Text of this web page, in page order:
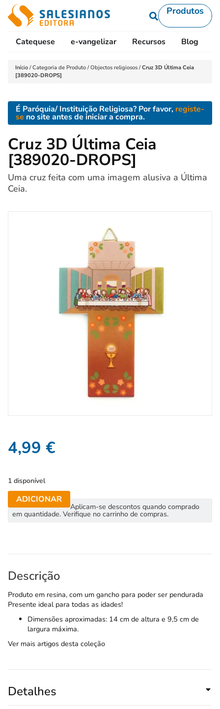
Produtos
Catequese e-vangelizar Recursos Blog
Início /Categoria de Produto /Objectos religiosos /Cruz 3D Última Ceia
[389020-DROPS]
É Paróquia/ Instituição Religiosa? Por favor, registe-
se no site antes de iniciar a compra.
Cruz 3D Última Ceia
[389020-DROPS]
Uma cruz feita com uma imagem alusiva a Última
Ceia.
4,99 €
1 disponível
ADICIONAR
Aplicam-se descontos quando comprado
em quantidade. Verifique no carrinho de compras.
Descrição
Produto em resina, com um gancho para poder ser pendurada
Presente ideal para todas as idades!
Dimensões aproximadas: 14 cm de altura e 9,5 cm de
largura máxima.
Ver mais artigos desta coleção
Detalhes